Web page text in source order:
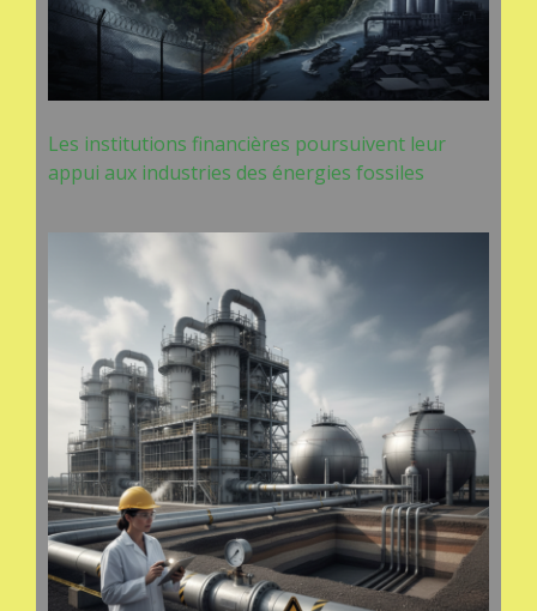
Les institutions financières poursuivent leur
appui aux industries des énergies fossiles